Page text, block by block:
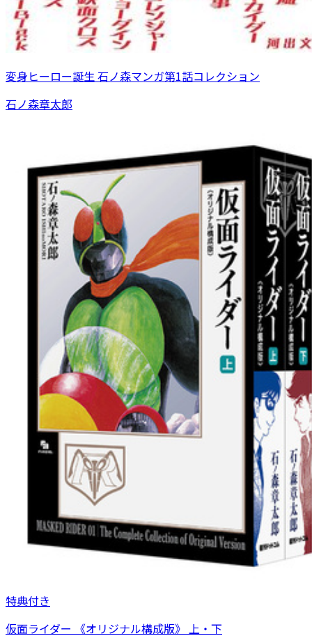
変身ヒーロー誕生 石ノ森マンガ第1話コレクション
石ノ森章太郎
特典付き
仮面ライダー 《オリジナル構成版》 上・下